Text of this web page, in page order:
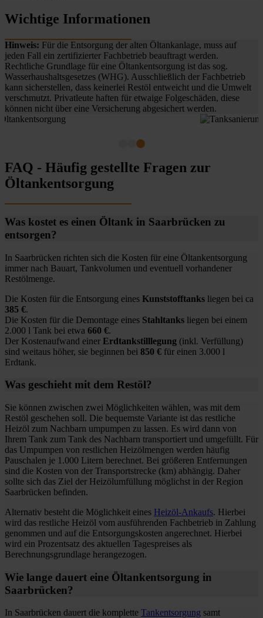
Wichtige Informationen
Hinweis: Für die Entsorgung der alten Öltankanlage, muss auf
jeden Fall ein zertifizierter Fachbetrieb beauftragt werden.
Rechtliche Grundlage für eine Öltankentsorgung ist das sog.
Wasserhaushaltsgesetzes (WHG). Ausschließlich der Fachbetrieb
kann sicherstellen, dass keinerlei Restöl entweicht und die Umwelt
verschmutzt. Privatleute haften für etwaige Folgeschäden, diese
können nicht über eine Versicherung abgesichert werden.
FAQ - Häufig gestellte Fragen zur
Öltankentsorgung
Was kostet es einen Öltank in Saarbrücken zu
entsorgen?
In Saarbrücken richten sich die Kosten für eine Öltankentsorgung
immer nach Bauart, Tankvolumen und eventuell vorhandener
Restölmenge.
Die Kosten für die Entsorgung eines Kunststofftanks liegen bei ca
385 €.
Die Kosten für die Demontage eines Stahltanks liegen bei einem
2.000 l Tank bei etwa 660 €.
Der Kostenaufwand einer Erdtankstilllegung (inkl. Verfüllung)
sind weitaus höher, sie beginnen bei 850 € für einen 3.000 l
Erdtank.
Was geschieht mit dem Restöl?
Sie können zwischen zwei Möglichkeiten wählen, was mit dem
Restöl geschehen soll. Die bequemste Variante ist das restliche
Heizöl zum Nachbarn umpumpen zu lassen. Es wird dann von
Ihrem Tank zum Tank des Nachbarn transportiert und umgefüllt. Für
das Umpumpen von restlichen Heizölmengen werden häufig
Pauschalen je 1.000 Litern berechnet. Bei größeren Entfernungen
sind die Kosten von der Transportstrecke (km) abhängig. Daher
sollte sich das Ziel der Heizölumfüllung möglichst in der Region
Saarbrücken befinden.
Alternativ besteht die Möglichkeit eines Heizöl-Ankaufs. Hierbei
wird das restliche Heizöl vom ausführenden Fachbetrieb in Zahlung
genommen und auf die Entsorgungskosten angerechnet. Hierbei
wird ein Prozentsatz des aktuellen Tagespreises als
Berechnungsgrundlage herangezogen.
Wie lange dauert eine Öltankentsorgung in
Saarbrücken?
In Saarbrücken dauert die komplette Tankentsorgung samt